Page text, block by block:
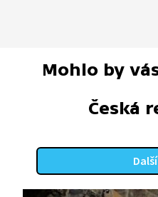
Mohlo by
Česká